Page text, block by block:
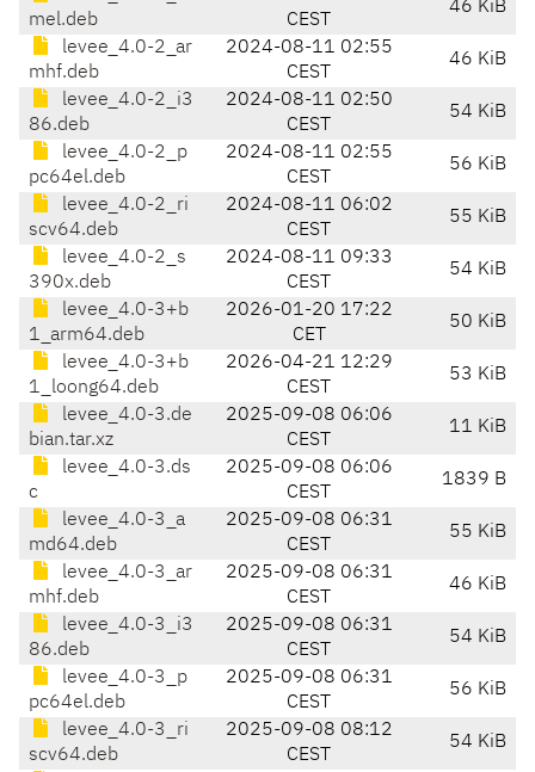
mel.deb
CEST
46 KiB
levee_4.0-2_ar
mhf.deb
2024-08-11 02:55
CEST
46 KiB
levee_4.0-2_i3
86.deb
2024-08-11 02:50
CEST
54 KiB
levee_4.0-2_p
pc64el.deb
2024-08-11 02:55
CEST
56 KiB
levee_4.0-2_ri
scv64.deb
2024-08-11 06:02
CEST
55 KiB
levee_4.0-2_s
390x.deb
2024-08-11 09:33
CEST
54 KiB
levee_4.0-3+b
1_arm64.deb
2026-01-20 17:22
CET
50 KiB
levee_4.0-3+b
1_loong64.deb
2026-04-21 12:29
CEST
53 KiB
levee_4.0-3.de
bian.tar.xz
2025-09-08 06:06
CEST
11 KiB
levee_4.0-3.ds
c
2025-09-08 06:06
CEST
1839 B
levee_4.0-3_a
md64.deb
2025-09-08 06:31
CEST
55 KiB
levee_4.0-3_ar
mhf.deb
2025-09-08 06:31
CEST
46 KiB
levee_4.0-3_i3
86.deb
2025-09-08 06:31
CEST
54 KiB
levee_4.0-3_p
pc64el.deb
2025-09-08 06:31
CEST
56 KiB
levee_4.0-3_ri
scv64.deb
2025-09-08 08:12
CEST
54 KiB